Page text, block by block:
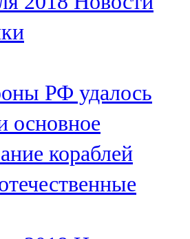
РФ удалось
основное
кораблей